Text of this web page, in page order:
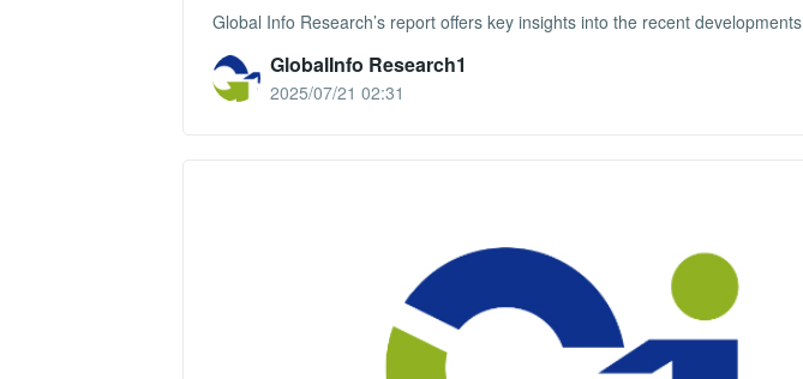
Global Info Research’s report offers key insights into the recent
GlobalInfo Research1
2025/07/21 02:31